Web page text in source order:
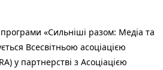
«Сильніші разом: Медіа та
Всесвітньою асоціацією
у партнерстві з Асоціацією